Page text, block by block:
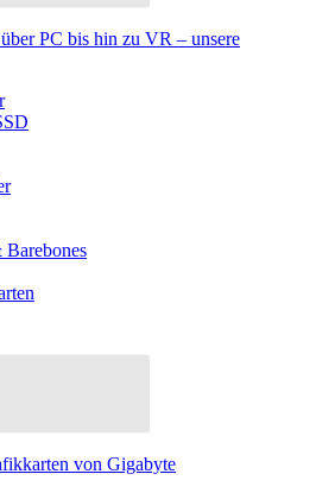
PC bis hin zu VR – unsere
Barebones
von Gigabyte